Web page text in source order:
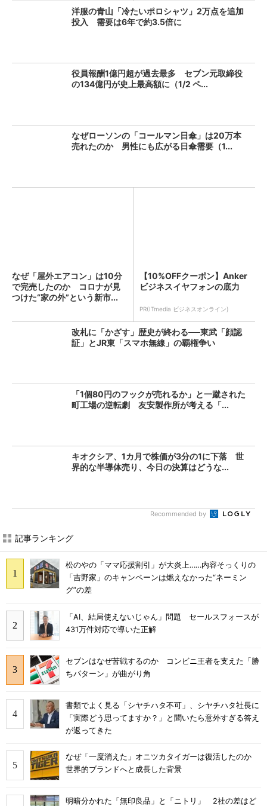
洋服の青山「冷たいポロシャツ」2万点を追加
投入 需要は6年で約3.5倍に
役員報酬1億円超が過去最多 セブン元取締役
の134億円が史上最高額に（1/2 ペ...
なぜローソンの「コールマン日傘」は20万本
売れたのか 男性にも広がる日傘需要（1...
なぜ「屋外エアコン」は10分
で完売したのか コロナが見
つけた“家の外”という新市...
【10%OFFクーポン】Anker
ビジネスイヤフォンの底力
PR(ITmedia ビジネスオンライン)
改札に「かざす」歴史が終わる──東武「顔認
証」とJR東「スマホ無線」の覇権争い
「1個80円のフックが売れるか」と一蹴された
町工場の逆転劇 友安製作所が考える「...
キオクシア、1カ月で株価が3分の1に下落 世
界的な半導体売り、今日の決算はどうな...
Recommended by
記事ランキング
松のやの「ママ応援割引」が大炎上……内容そっくりの
「吉野家」のキャンペーンは燃えなかった“ネーミン
グ”の差
「AI、結局使えないじゃん」問題 セールスフォースが
431万件対応で導いた正解
セブンはなぜ苦戦するのか コンビニ王者を支えた「勝
ちパターン」が曲がり角
書類でよく見る「シヤチハタ不可」、シヤチハタ社長に
「実際どう思ってますか？」と聞いたら意外すぎる答え
が返ってきた
なぜ「一度消えた」オニツカタイガーは復活したのか
世界的ブランドへと成長した背景
明暗分かれた「無印良品」と「ニトリ」 2社の差はど